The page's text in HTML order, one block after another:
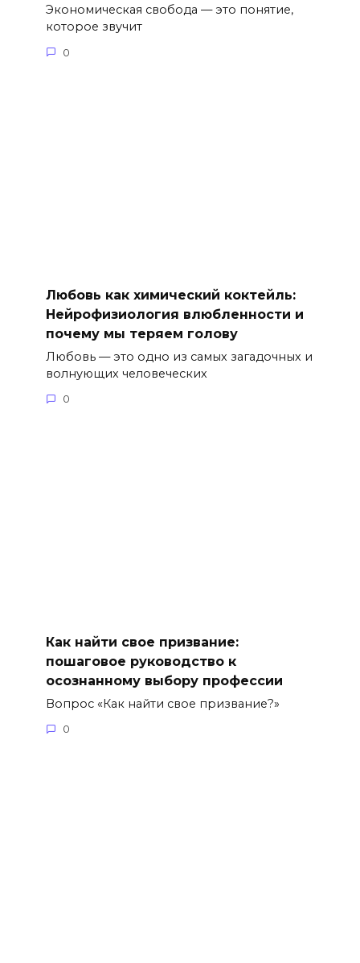
Экономическая свобода — это понятие,
которое звучит
0
Любовь как химический коктейль:
Нейрофизиология влюбленности и
почему мы теряем голову
Любовь — это одно из самых загадочных и
волнующих человеческих
0
Как найти свое призвание:
пошаговое руководство к
осознанному выбору профессии
Вопрос «Как найти свое призвание?»
0